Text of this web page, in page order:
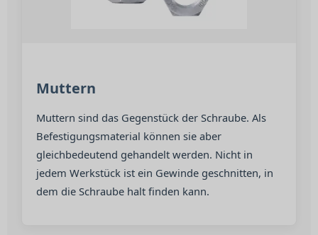
Muttern
Muttern sind das Gegenstück der Schraube. Als
Befestigungsmaterial können sie aber
gleichbedeutend gehandelt werden. Nicht in
jedem Werkstück ist ein Gewinde geschnitten, in
dem die Schraube halt finden kann.